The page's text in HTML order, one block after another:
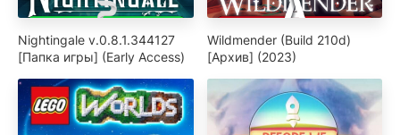
Nightingale v.0.8.1.344127
[Папка игры] (Early Access)
Wildmender (Build 210d)
[Архив] (2023)